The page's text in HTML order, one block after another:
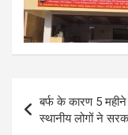
Post
navigation
बर्फ के कारण 5
स्थानीय लोगों ने